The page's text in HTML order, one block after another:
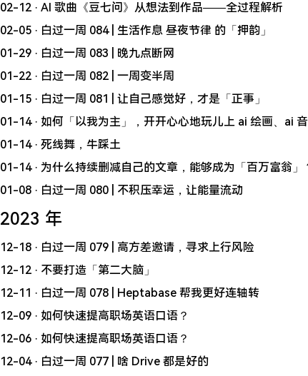
02-12 · AI 歌曲《豆七问》从想法到作品——全过程解析
02-05 · 白过一周 084 | 生活作息 昼夜节律 的「押韵」
01-29 · 白过一周 083 | 晚九点断网
01-22 · 白过一周 082 | 一周变半周
01-15 · 白过一周 081 | 让自己感觉好，才是「正事」
01-14· 如何「以我为主」，开开心心地玩儿上 ai 绘画、ai 音
01-14· 死线舞，牛踩土
01-14· 为什么持续删减自己的文章，能够成为「百万富翁」
01-08 · 白过一周 080 | 不积压幸运，让能量流动
2023 年
12-18 · 白过一周 079 | 高方差邀请，寻求上行风险
12-12 · 不要打造「第二大脑」
12-11 · 白过一周 078 | Heptabase 帮我更好连轴转
12-09 · 如何快速提高职场英语口语？
12-06 · 如何快速提高职场英语口语？
12-04· 白过一周 077 | 啥 Drive 都是好的